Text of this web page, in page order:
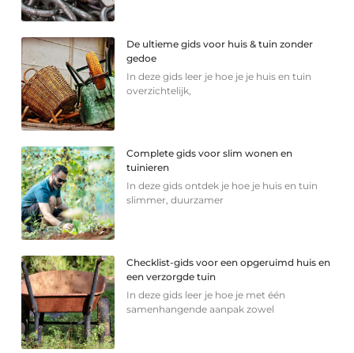
De ultieme gids voor huis & tuin zonder
gedoe
In deze gids leer je hoe je je huis en tuin
overzichtelijk,
Complete gids voor slim wonen en
tuinieren
In deze gids ontdek je hoe je huis en tuin
slimmer, duurzamer
Checklist-gids voor een opgeruimd huis en
een verzorgde tuin
In deze gids leer je hoe je met één
samenhangende aanpak zowel